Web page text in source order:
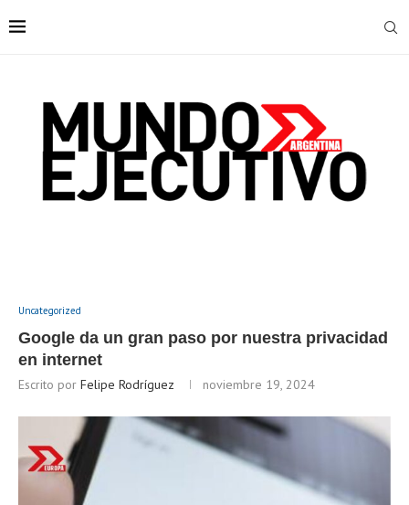
Uncategorized
Google da un gran paso por nuestra privacidad
en internet
Escrito por Felipe Rodríguez noviembre 19, 2024